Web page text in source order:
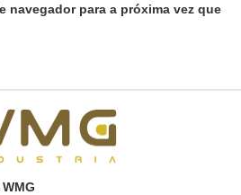
navegador para a próxima vez que
WMG